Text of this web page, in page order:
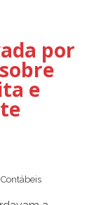
por
e
Contábeis